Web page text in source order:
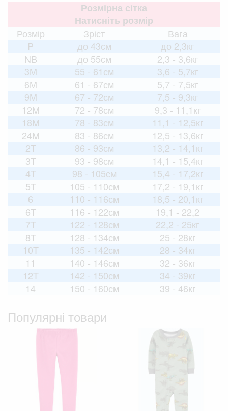
Розмірна сітка
Натисніть розмір
Розмір
Зріст
Вага
P
до 43см
до 2,3кг
NB
до 55см
2,3 - 3,6кг
3M
55 - 61см
3,6 - 5,7кг
6M
61 - 67см
5,7 - 7,5кг
9M
67 - 72см
7,5 - 9,3кг
12M
72 - 78см
9,3 - 11,1кг
18M
78 - 83см
11,1 - 12,5кг
24M
83 - 86см
12,5 - 13,6кг
2T
86 - 93см
13,2 - 14,1кг
3T
93 - 98см
14,1 - 15,4кг
4T
98 - 105см
15,4 - 17,2кг
5T
105 - 110см
17,2 - 19,1кг
6
110 - 116см
18,5 - 20,1кг
6T
116 - 122см
19,1 - 22,2
7T
122 - 128см
22,2 - 25кг
8T
128 - 134см
25 - 28кг
10T
135 - 142см
28 - 34кг
11
140 - 146см
32 - 36кг
12T
142 - 150см
34 - 39кг
14
150 - 160см 39 - 46кг
Популярні товари